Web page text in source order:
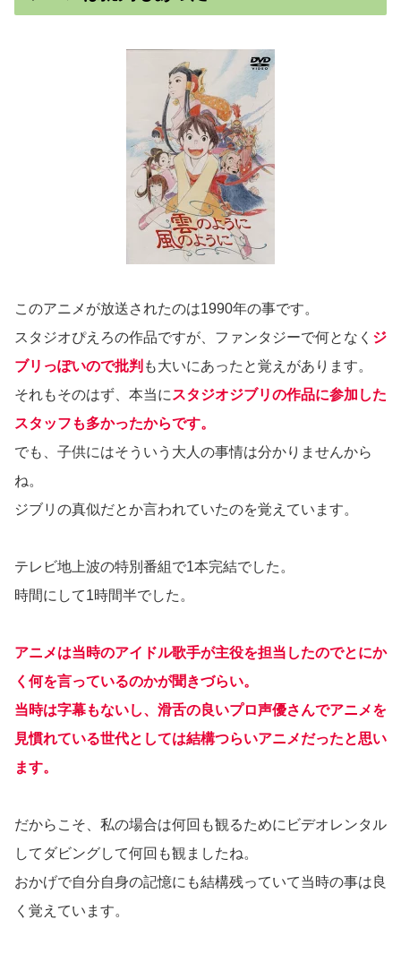
このアニメが放送されたのは1990年の事です。
スタジオぴえろの作品ですが、ファンタジーで何となく ジ
ブリっぽいので批判 も大いにあったと覚えがあります。
それもそのはず、本当に スタジオジブリの作品に参加した
スタッフも多かったからです。
でも、子供にはそういう大人の事情は分かりませんから
ね。
ジブリの真似だとか言われていたのを覚えています。
テレビ地上波の特別番組で1本完結でした。
時間にして1時間半でした。
アニメは当時のアイドル歌手が主役を担当したのでとにか
く何を言っているのかが聞きづらい。
当時は字幕もないし、滑舌の良いプロ声優さんでアニメを
見慣れている世代としては結構つらいアニメだったと思い
ます。
だからこそ、私の場合は何回も観るためにビデオレンタル
してダビングして何回も観ましたね。
おかげで自分自身の記憶にも結構残っていて当時の事は良
く覚えています。